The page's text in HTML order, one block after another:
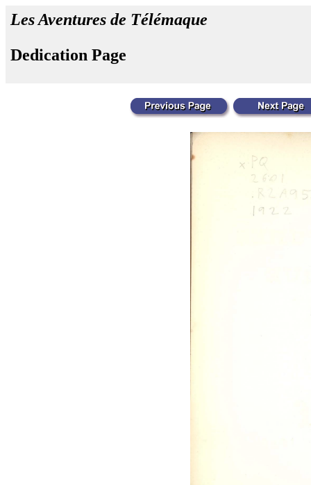
Les Aventures de Télémaque
Dedication Page